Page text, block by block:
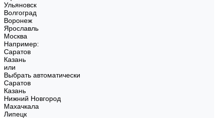
Ульяновск
Волгоград
Воронеж
Ярославль
Москва
Например:
Саратов
Казань
или
Выбрать автоматически
Саратов
Казань
Нижний Новгород
Махачкала
Липецк